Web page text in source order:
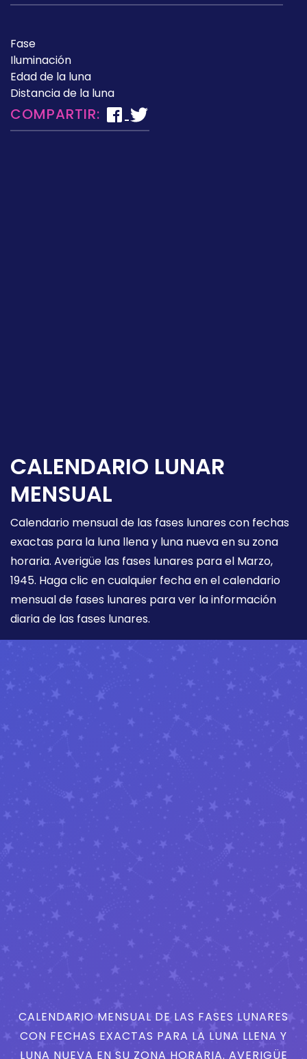
Fase
Iluminación
Edad de la luna
Distancia de la luna
COMPARTIR:
CALENDARIO LUNAR
MENSUAL
Calendario mensual de las fases lunares con fechas
exactas para la luna llena y luna nueva en su zona
horaria. Averigüe las fases lunares para el Marzo,
1945. Haga clic en cualquier fecha en el calendario
mensual de fases lunares para ver la información
diaria de las fases lunares.
CALENDARIO MENSUAL DE LAS FASES LUNARES
CON FECHAS EXACTAS PARA LA LUNA LLENA Y
LUNA NUEVA EN SU ZONA HORARIA. AVERIGÜE